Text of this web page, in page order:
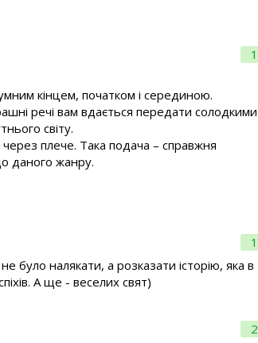
1
кінцем, початком і серединою.
речі вам вдається передати солодкими
світу.
плече. Така подача – справжня
даного жанру.
1
було налякати, а розказати історію, яка в
А ще - веселих свят)
2